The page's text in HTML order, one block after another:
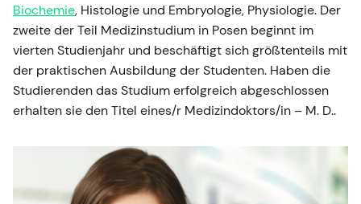
Biochemie, Histologie und Embryologie, Physiologie. Der
zweite der Teil Medizinstudium in Posen beginnt im
vierten Studienjahr und beschäftigt sich größtenteils mit
der praktischen Ausbildung der Studenten. Haben die
Studierenden das Studium erfolgreich abgeschlossen
erhalten sie den Titel eines/r Medizindoktors/in – M. D..